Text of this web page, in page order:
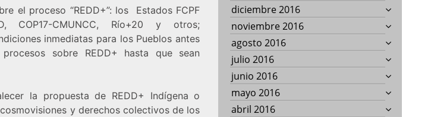
el proceso “REDD+”: los Estados FCPF
COP17-CMUNCC, Río+20 y otros;
inmediatas para los Pueblos antes
sobre REDD+ hasta que sean
propuesta de REDD+ Indígena o
y derechos colectivos de los
diciembre 2016
noviembre 2016
agosto 2016
julio 2016
junio 2016
mayo 2016
abril 2016